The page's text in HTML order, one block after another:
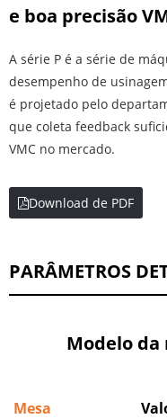
e boa precisão
A série P é a série de
desempenho de
é projetado pelo
que coleta feedback
VMC no mercado.
Download de PDF
PARÂMETROS
Modelo da
Mesa